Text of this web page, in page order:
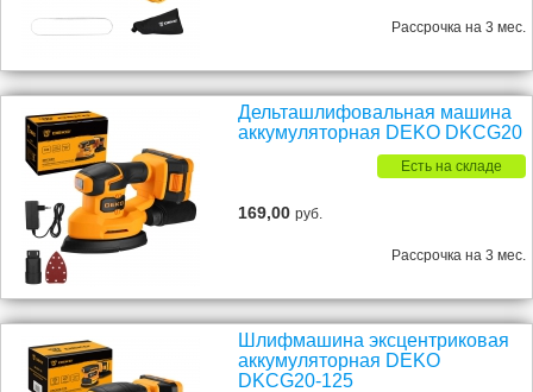
Рассрочка на 3 мес.
Дельташлифовальная машина
аккумуляторная DEKO DKCG20
Есть на складе
169,00руб.
Рассрочка на 3 мес.
Шлифмашина эксцентриковая
аккумуляторная DEKO
DKCG20-125